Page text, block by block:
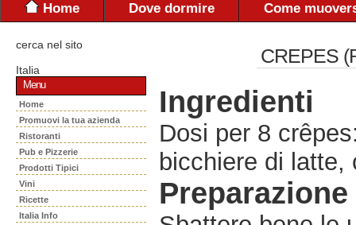
Home Dove dormire Come
cerca nel sito
Italia
Menu
Home
Promuovi la tua azienda
Ristoranti
Pub e Pizzerie
Prodotti Tipici
Vini
Ricette
Italia Info
CREPES
Ingredienti
Dosi per 8
bicchiere di latte,
Preparazione